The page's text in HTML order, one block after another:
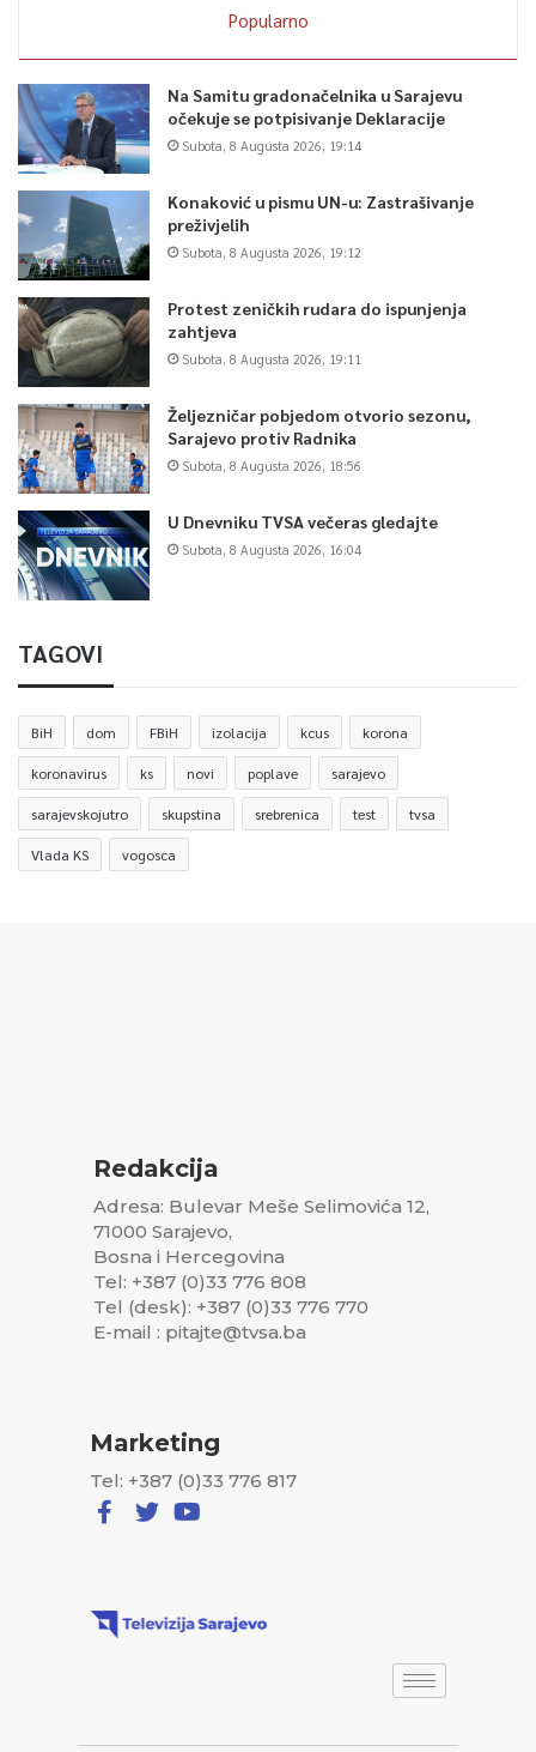
Popularno
Na Samitu gradonačelnika u Sarajevu
očekuje se potpisivanje Deklaracije
Subota, 8 Augusta 2026, 19:14
Konaković u pismu UN-u: Zastrašivanje
preživjelih
Subota, 8 Augusta 2026, 19:12
Protest zeničkih rudara do ispunjenja
zahtjeva
Subota, 8 Augusta 2026, 19:11
Željezničar pobjedom otvorio sezonu,
Sarajevo protiv Radnika
Subota, 8 Augusta 2026, 18:56
U Dnevniku TVSA večeras gledajte
Subota, 8 Augusta 2026, 16:04
TAGOVI
BiH dom FBiH izolacija kcus korona
koronavirus ks novi poplave sarajevo
sarajevskojutro skupstina srebrenica test tvsa
Vlada KS vogosca
Redakcija
Adresa: Bulevar Meše Selimovića 12,
71000 Sarajevo,
Bosna i Hercegovina
Tel: +387 (0)33 776 808
Tel (desk): +387 (0)33 776 770
E-mail : pitajte@tvsa.ba
Marketing
Tel: +387 (0)33 776 817